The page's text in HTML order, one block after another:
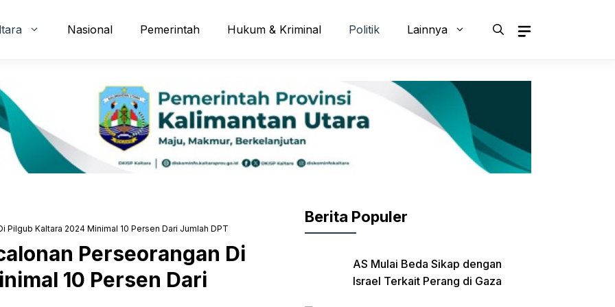
Nasional Pemerintah Hukum & Kriminal Politik Lainnya
Pilgub Kaltara 2024 Minimal 10 Persen Dari Jumlah DPT
Perseorangan Di
10 Persen Dari
Berita Populer
AS Mulai Beda Sikap dengan
Israel Terkait Perang di Gaza